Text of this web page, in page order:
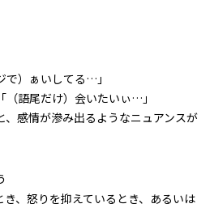
）ぁいしてる…」
（語尾だけ）会いたいぃ…」
、感情が滲み出るようなニュアンスが
、怒りを抑えているとき、あるいは